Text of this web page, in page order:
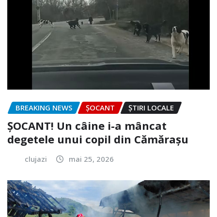
BREAKING NEWS ȘOCANT ȘTIRI LOCALE
ȘOCANT! Un câine i-a mâncat
degetele unui copil din Cămărașu
clujazi mai 25, 2026